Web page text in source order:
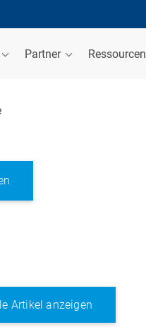
Partner Ressourcen
Artikel anzeigen